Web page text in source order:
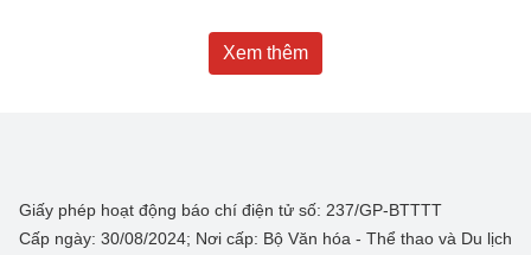
Xem thêm
Giấy phép hoạt động báo chí điện tử số: 237/GP-BTTTT
Cấp ngày: 30/08/2024; Nơi cấp: Bộ Văn hóa - Thể thao và Du lịch